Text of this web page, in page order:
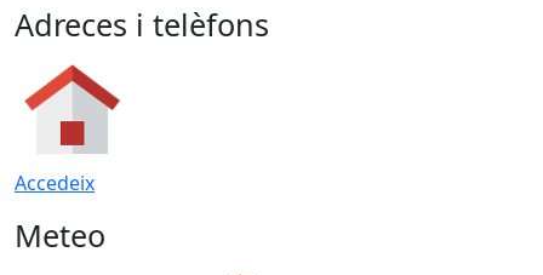
Adreces i telèfons
Accedeix
Meteo